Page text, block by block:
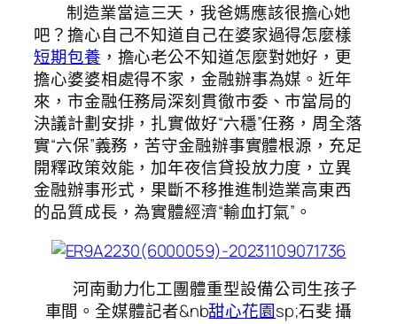
制造業當這三天，我爸媽應該很擔心她
吧？擔心自己不知道自己在婆家過得怎麼樣
短期包養 ，擔心老公不知道怎麼對她好，更
擔心婆婆相處得不家，金融辦事為媒。近年
來，市金融任務局深刻貫徹市委、市當局的
決議計劃安排，扎實做好“六穩”任務，周全落
實“六保”義務，苦守金融辦事實體根源，充足
開釋政策效能，加年夜信貸投放力度，立異
金融辦事形式，果斷不移推進制造業高東西
的品質成長，為實體經濟“輸血打氣”。
河南動力化工團體重型設備公司生孩子
車間。全媒體記者&nb甜心花園sp;石斐 攝